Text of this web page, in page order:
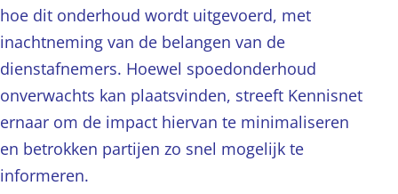
hoe dit onderhoud wordt uitgevoerd, met
inachtneming van de belangen van de
dienstafnemers. Hoewel spoedonderhoud
onverwachts kan plaatsvinden, streeft Kennisnet
ernaar om de impact hiervan te minimaliseren
en betrokken partijen zo snel mogelijk te
informeren.